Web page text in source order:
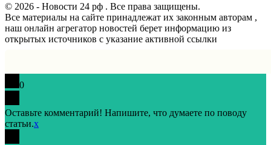
© 2026 - Новости 24 рф . Все права защищены.
Все материалы на сайте принадлежат их законным авторам ,
наш онлайн агрегатор новостей берет информацию из
открытых источников с указание активной ссылки
0
Оставьте комментарий! Напишите, что думаете по поводу
статьи.x